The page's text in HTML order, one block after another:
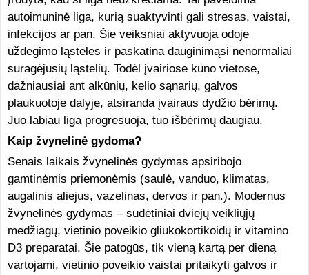
autoimuninė liga, kurią suaktyvinti gali stresas, vaistai,
infekcijos ar pan. Šie veiksniai aktyvuoja odoje
uždegimo ląsteles ir paskatina dauginimąsi nenormaliai
suragėjusių ląstelių. Todėl įvairiose kūno vietose,
dažniausiai ant alkūnių, kelio sąnarių, galvos
plaukuotoje dalyje, atsiranda įvairaus dydžio bėrimų.
Juo labiau liga progresuoja, tuo išbėrimų daugiau.
Kaip žvynelinė gydoma?
Senais laikais žvynelinės gydymas apsiribojo
gamtinėmis priemonėmis (saulė, vanduo, klimatas,
augalinis aliejus, vazelinas, dervos ir pan.). Modernus
žvynelinės gydymas – sudėtiniai dviejų veikliųjų
medžiagų, vietinio poveikio gliukokortikoidų ir vitamino
D3 preparatai. Šie patogūs, tik vieną kartą per dieną
vartojami, vietinio poveikio vaistai pritaikyti galvos ir